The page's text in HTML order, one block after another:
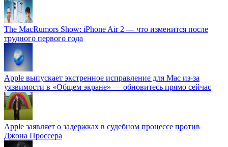
The MacRumors Show: iPhone Air 2 — что изменится после
трудного первого года
Apple выпускает экстренное исправление для Mac из-за
уязвимости в «Общем экране» — обновитесь прямо сейчас
Apple заявляет о задержках в судебном процессе против
Джона Проссера